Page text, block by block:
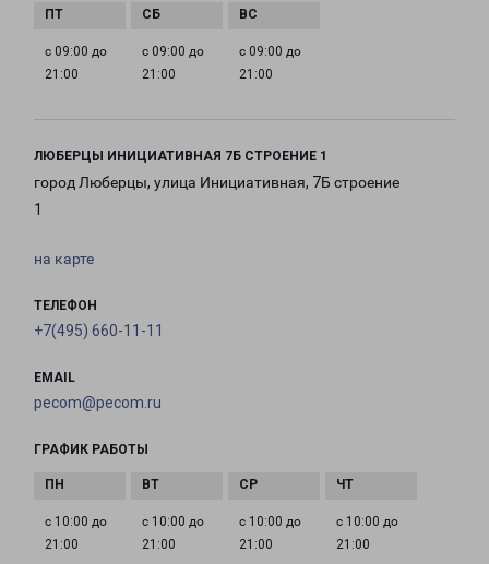
с 09:00 до
21:00
с 09:00 до
21:00
с 09:00 до
21:00
ЛЮБЕРЦЫ ИНИЦИАТИВНАЯ 7Б СТРОЕНИЕ 1
город Люберцы, улица Инициативная, 7Б строение
1
на карте
ТЕЛЕФОН
+7(495) 660-11-11
EMAIL
pecom@pecom.ru
ГРАФИК РАБОТЫ
с 10:00 до
21:00
с 10:00 до
21:00
с 10:00 до
21:00
с 10:00 до
21:00